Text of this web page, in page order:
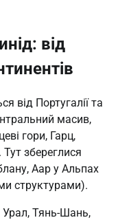
від
від Португалії та
масив,
гори, Гарц,
збереглися
Аар у Альпах
структурами).
Урал, Тянь-Шань,